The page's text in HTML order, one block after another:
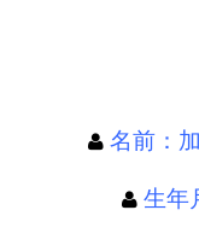
名前：
生年